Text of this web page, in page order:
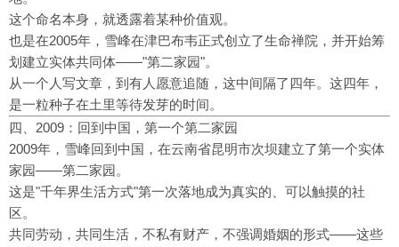
这个命名本身，就透露着某种价值观。
也是在2005年，雪峰在津巴布韦正式创立了生命禅院，并开始筹
划建立实体共同体——"第二家园"。
从一个人写文章，到有人愿意追随，这中间隔了四年。这四年，
是一粒种子在土里等待发芽的时间。
四、2009：回到中国，第一个第二家园
2009年，雪峰回到中国，在云南省昆明市次坝建立了第一个实体
家园——第二家园。
这是"千年界生活方式"第一次落地成为真实的、可以触摸的社
区。
共同劳动，共同生活，不私有财产，不强调婚姻的形式——这些